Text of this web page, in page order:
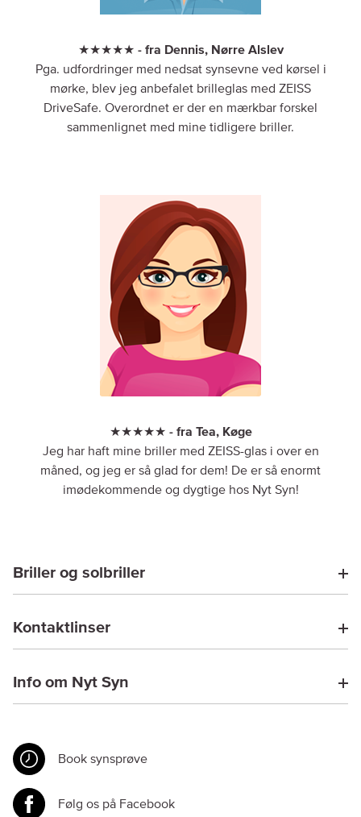
★★★★★ - fra Dennis, Nørre Alslev
Pga. udfordringer med nedsat synsevne ved kørsel i
mørke, blev jeg anbefalet brilleglas med ZEISS
DriveSafe. Overordnet er der en mærkbar forskel
sammenlignet med mine tidligere briller.
★★★★★ - fra Tea, Køge
Jeg har haft mine briller med ZEISS-glas i over en
måned, og jeg er så glad for dem! De er så enormt
imødekommende og dygtige hos Nyt Syn!
Briller og solbriller
Kontaktlinser
Info om Nyt Syn
Book synsprøve
Følg os på Facebook